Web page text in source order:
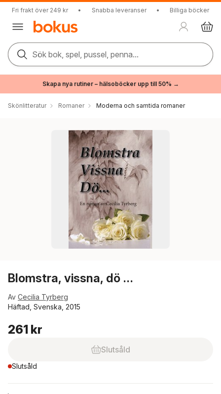
Fri frakt över 249 kr • Snabba leveranser • Billiga böcker
Sök bok, spel, pussel, penna...
Skapa nya rutiner – hälsoböcker upp till 50% →
Skönlitteratur Romaner Moderna och samtida romaner
Blomstra, vissna, dö …
Av Cecilia Tyrberg
Häftad, Svenska, 2015
261 kr
Slutsåld
Slutsåld